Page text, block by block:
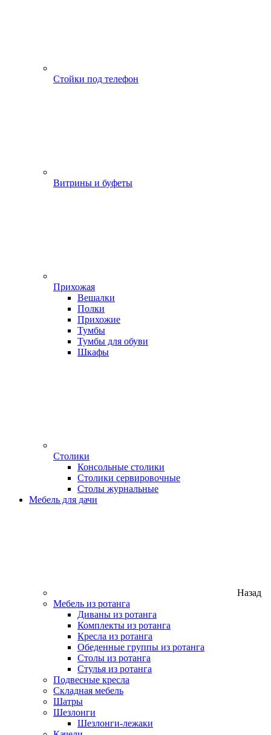
Стойки под телефон
Витрины и буфеты
Прихожая
Вешалки
Полки
Прихожие
Тумбы
Тумбы для обуви
Шкафы
Столики
Консольные столики
Столики сервировочные
Столы журнальные
Мебель для дачи
Назад
Мебель из ротанга
Диваны из ротанга
Комплекты из ротанга
Кресла из ротанга
Обеденные группы из ротанга
Столы из ротанга
Стулья из ротанга
Подвесные кресла
Складная мебель
Шатры
Шезлонги
Шезлонги-лежаки